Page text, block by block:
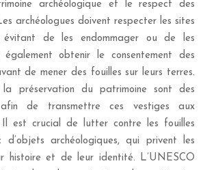
archéologique et le respect des
archéologues doivent respecter les sites
de les endommager ou de les
obtenir le consentement des
de mener des fouilles sur leurs terres.
préservation du patrimoine sont des
afin de transmettre ces vestiges aux
Il est crucial de lutter contre les fouilles
archéologiques, qui privent les
histoire et de leur identité. L’UNESCO